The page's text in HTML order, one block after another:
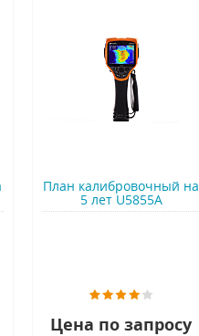
План калибровочный на
5 лет U5855A
Цена по запросу